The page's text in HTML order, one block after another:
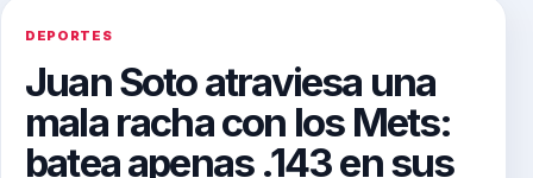
DEPORTES
Juan Soto atraviesa una
mala racha con los Mets:
batea apenas .143 en sus